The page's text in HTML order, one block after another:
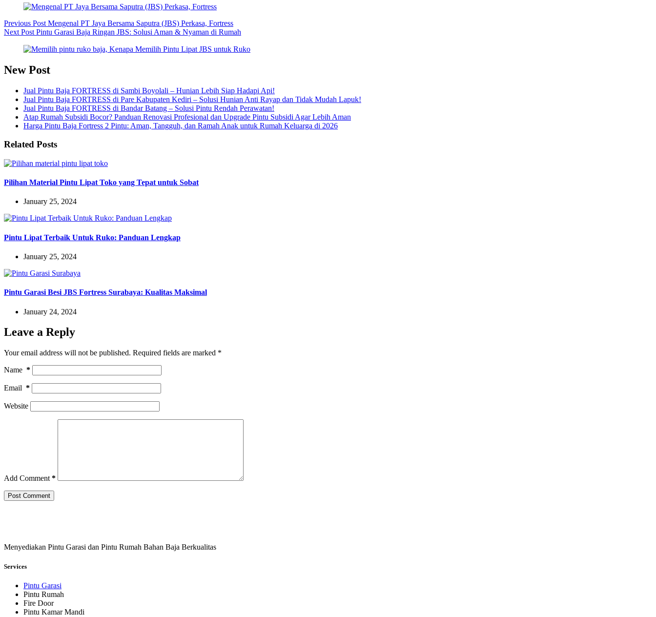
Previous Post Mengenal PT Jaya Bersama Saputra (JBS) Perkasa, Fortress
Next Post Pintu Garasi Baja Ringan JBS: Solusi Aman & Nyaman di Rumah
New Post
Jual Pintu Baja FORTRESS di Sambi Boyolali – Hunian Lebih Siap Hadapi Api!
Jual Pintu Baja FORTRESS di Pare Kabupaten Kediri – Solusi Hunian Anti Rayap dan Tidak Mudah Lapuk!
Jual Pintu Baja FORTRESS di Bandar Batang – Solusi Pintu Rendah Perawatan!
Atap Rumah Subsidi Bocor? Panduan Renovasi Profesional dan Upgrade Pintu Subsidi Agar Lebih Aman
Harga Pintu Baja Fortress 2 Pintu: Aman, Tangguh, dan Ramah Anak untuk Rumah Keluarga di 2026
Related Posts
Pilihan Material Pintu Lipat Toko yang Tepat untuk Sobat
January 25, 2024
Pintu Lipat Terbaik Untuk Ruko: Panduan Lengkap
January 25, 2024
Pintu Garasi Besi JBS Fortress Surabaya: Kualitas Maksimal
January 24, 2024
Leave a Reply
Your email address will not be published. Required fields are marked *
Name *
Email *
Website
Add Comment *
Post Comment
Menyediakan Pintu Garasi dan Pintu Rumah Bahan Baja Berkualitas
Services
Pintu Garasi
Pintu Rumah
Fire Door
Pintu Kamar Mandi